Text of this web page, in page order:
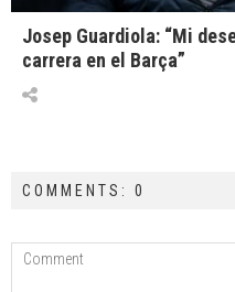
Josep Guardiola: “Mi
carrera en el Barça”
COMMENTS: 0